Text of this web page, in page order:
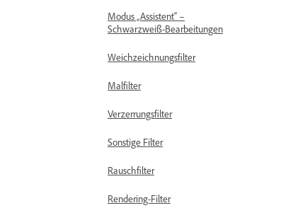
Modus „Assistent“ –
Schwarzweiß-Bearbeitungen
Weichzeichnungsfilter
Malfilter
Verzerrungsfilter
Sonstige Filter
Rauschfilter
Rendering-Filter